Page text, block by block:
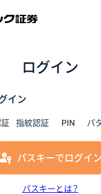
ログイン
イン
指紋認証 PIN パ
パスキーでログイン
パスキーとは？